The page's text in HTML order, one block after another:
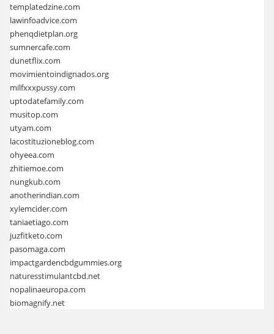
templatedzine.com
lawinfoadvice.com
phenqdietplan.org
sumnercafe.com
dunetflix.com
movimientoindignados.org
milfxxxpussy.com
uptodatefamily.com
musitop.com
utyam.com
lacostituzioneblog.com
ohyeea.com
zhitiemoe.com
nungkub.com
anotherindian.com
xylemcider.com
taniaetiago.com
juzfitketo.com
pasomaga.com
impactgardencbdgummies.org
naturesstimulantcbd.net
nopalinaeuropa.com
biomagnify.net